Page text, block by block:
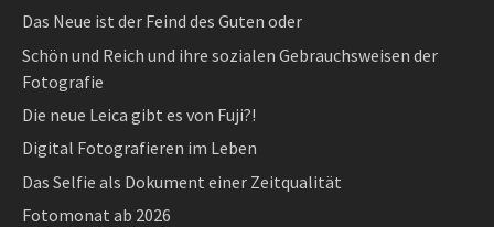
Das Neue ist der Feind des Guten oder
Schön und Reich und ihre sozialen Gebrauchsweisen der
Fotografie
Die neue Leica gibt es von Fuji?!
Digital Fotografieren im Leben
Das Selfie als Dokument einer Zeitqualität
Fotomonat ab 2026